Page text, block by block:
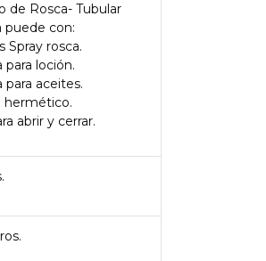
de Rosca- Tubular
puede con:
Spray rosca.
para loción.
para aceites.
hermético.
abrir y cerrar.